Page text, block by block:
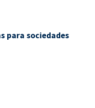
para sociedades